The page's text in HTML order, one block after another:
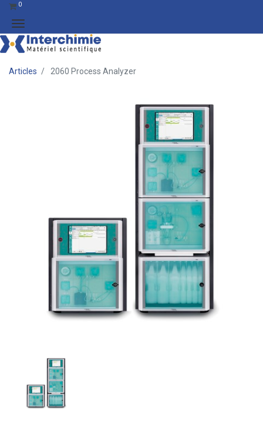
0
Articles 2060 Process Analyzer